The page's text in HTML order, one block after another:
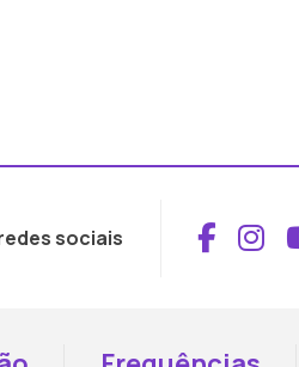
sociais